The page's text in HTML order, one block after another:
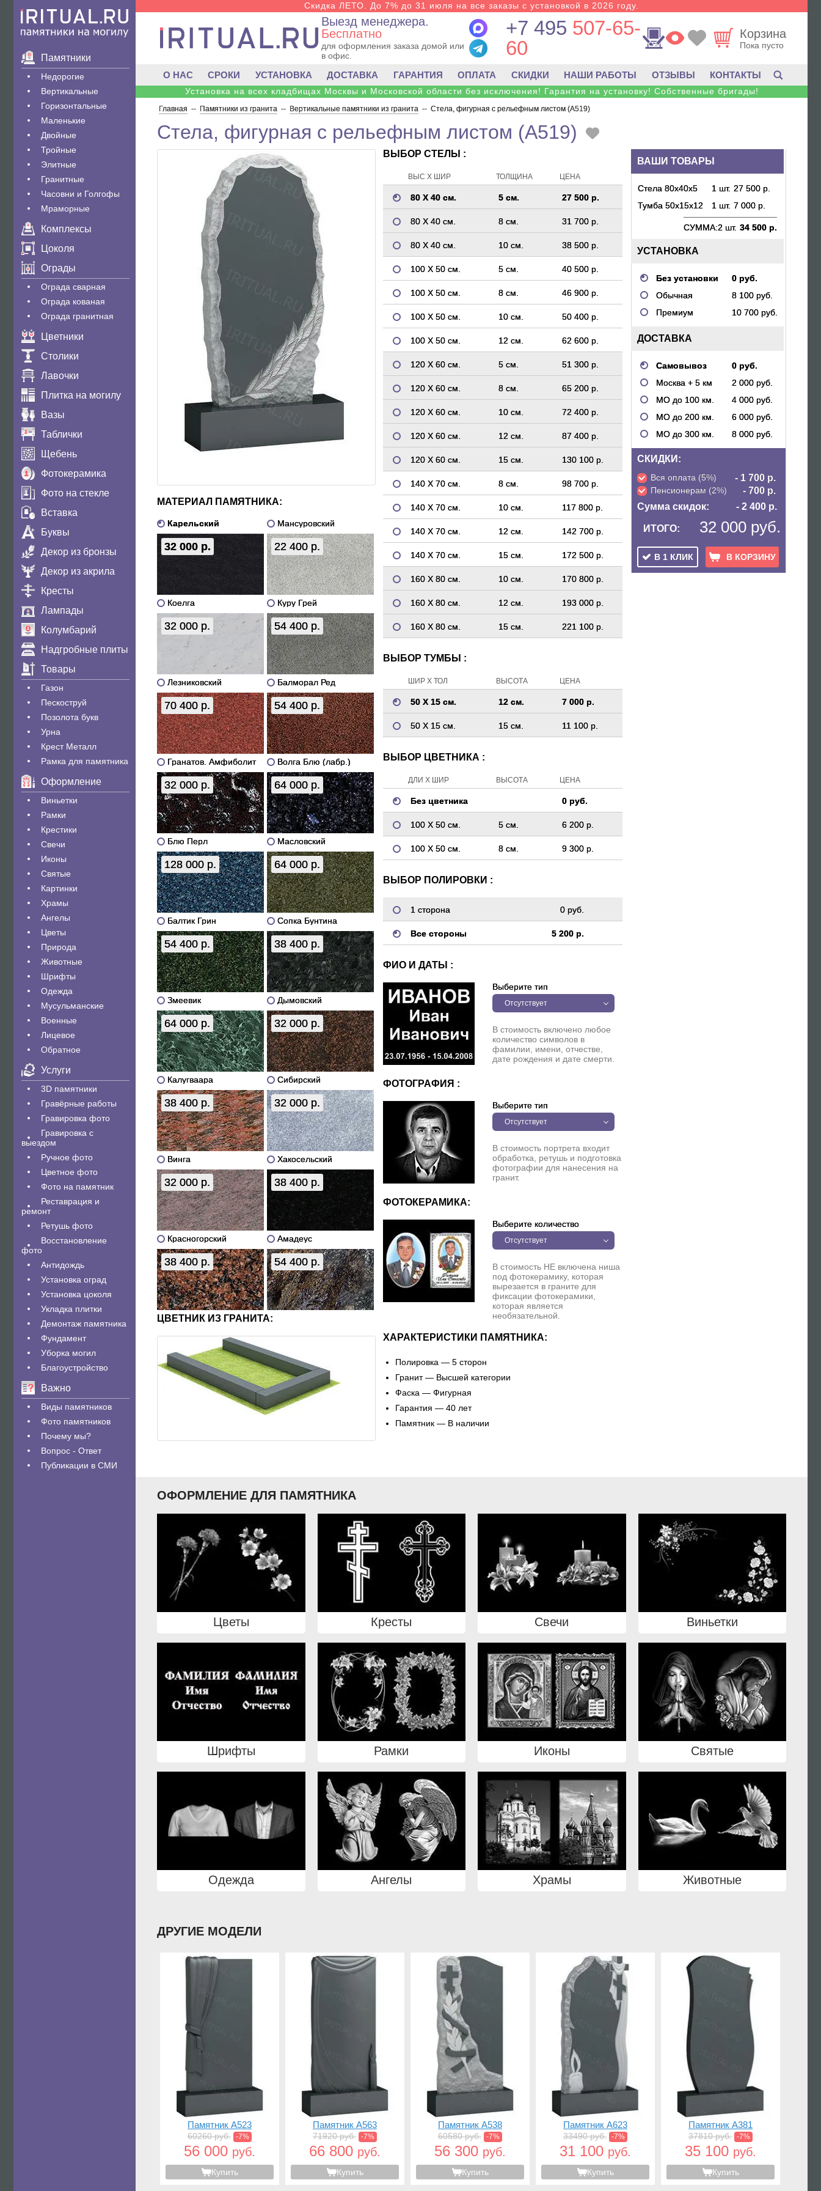
Памятники
Недорогие
Вертикальные
Горизонтальные
Маленькие
Двойные
Тройные
Элитные
Гранитные
Часовни и Голгофы
Мраморные
Комплексы
Цоколя
Ограды
Ограда сварная
Ограда кованая
Ограда гранитная
Цветники
Столики
Лавочки
Плитка на могилу
Вазы
Таблички
Щебень
Фотокерамика
Фото на стекле
Вставка
Буквы
Декор из бронзы
Декор из акрила
Кресты
Лампады
Колумбарий
Надгробные плиты
Товары
Газон
Пескоструй
Позолота букв
Урна
Крест Металл
Рамка для памятника
Оформление
Виньетки
Рамки
Крестики
Свечи
Иконы
Святые
Картинки
Храмы
Ангелы
Цветы
Природа
Животные
Шрифты
Одежда
Мусульманские
Военные
Лицевое
Обратное
Услуги
3D памятники
Гравëрные работы
Гравировка фото
Гравировка с
выездом
Ручное фото
Цветное фото
Фото на памятник
Реставрация и
ремонт
Ретушь фото
Восстановление
фото
Антидождь
Установка оград
Установка цоколя
Укладка плитки
Демонтаж памятника
Фундамент
Уборка могил
Благоустройство
Важно
Виды памятников
Фото памятников
Почему мы?
Вопрос - Ответ
Публикации в СМИ
Скидка ЛЕТО. До 7% до 31 июля на все заказы с установкой в 2026 году.
Выезд менеджера.
Бесплатно
для оформления заказа домой или
в офис.
+7 495 507-65-
60
Корзина
Пока пусто
О НАС СРОКИ УСТАНОВКА ДОСТАВКА ГАРАНТИЯ ОПЛАТА СКИДКИ НАШИ РАБОТЫ ОТЗЫВЫ КОНТАКТЫ
Установка на всех кладбищах Москвы и Московской области без исключения! Гарантия на установку! Собственные бригады!
Главная -- Памятники из гранита -- Вертикальные памятники из гранита -- Стела, фигурная с рельефным листом (A519)
Стела, фигурная с рельефным листом (A519)
ВАШИ ТОВАРЫ
Стела 80х40х5 1 шт. 27 500 р.
Тумба 50х15х12
1 шт. 7 000 р.
СУММА:2 шт. 34 500 р.
УСТАНОВКА
Без установки
0 руб.
Обычная
8 100 руб.
Премиум
10 700 руб.
ДОСТАВКА
Самовывоз
0 руб.
Москва + 5 км
2 000 руб.
МО до 100 км.
4 000 руб.
МО до 200 км.
6 000 руб.
МО до 300 км.
8 000 руб.
СКИДКИ:
Вся оплата (5%) - 1 700 р.
Пенсионерам (2%)
- 700 р.
Сумма скидок:
- 2 400 р.
ИТОГО: 32 000 руб.
В 1 КЛИК В КОРЗИНУ
МАТЕРИАЛ ПАМЯТНИКА:
Карельский
32 000 р.
Мансуровский
22 400 р.
Коелга
32 000 р.
Куру Грей
54 400 р.
Лезниковский
70 400 р.
Балморал Ред
54 400 р.
Гранатов. Амфиболит
32 000 р.
Волга Блю (лабр.)
64 000 р.
Блю Перл
128 000 р.
Масловский
64 000 р.
Балтик Грин
54 400 р.
Сопка Бунтина
38 400 р.
Змеевик
64 000 р.
Дымовский
32 000 р.
Калугваара
38 400 р.
Сибирский
32 000 р.
Винга
32 000 р.
Хакосельский
38 400 р.
Красногорский
38 400 р.
Амадеус
54 400 р.
ЦВЕТНИК ИЗ ГРАНИТА:
ВЫБОР СТЕЛЫ :
ВЫС Х ШИР ТОЛЩИНА ЦЕНА
80 Х 40 см. 5 см. 27 500 р.
80 Х 40 см. 8 см. 31 700 р.
80 Х 40 см. 10 см. 38 500 р.
100 Х 50 см. 5 см. 40 500 р.
100 Х 50 см. 8 см. 46 900 р.
100 Х 50 см. 10 см. 50 400 р.
100 Х 50 см. 12 см. 62 600 р.
120 Х 60 см. 5 см. 51 300 р.
120 Х 60 см. 8 см. 65 200 р.
120 Х 60 см. 10 см. 72 400 р.
120 Х 60 см. 12 см. 87 400 р.
120 Х 60 см. 15 см. 130 100 р.
140 Х 70 см. 8 см. 98 700 р.
140 Х 70 см. 10 см. 117 800 р.
140 Х 70 см. 12 см. 142 700 р.
140 Х 70 см. 15 см. 172 500 р.
160 Х 80 см. 10 см. 170 800 р.
160 Х 80 см. 12 см. 193 000 р.
160 Х 80 см. 15 см. 221 100 р.
ВЫБОР ТУМБЫ :
ШИР Х ТОЛ ВЫСОТА ЦЕНА
50 Х 15 см. 12 см. 7 000 р.
50 Х 15 см. 15 см. 11 100 р.
ВЫБОР ЦВЕТНИКА :
ДЛИ Х ШИР ВЫСОТА ЦЕНА
Без цветника 0 руб.
100 Х 50 см. 5 см. 6 200 р.
100 Х 50 см. 8 см. 9 300 р.
ВЫБОР ПОЛИРОВКИ :
1 сторона 0 руб.
Все стороны 5 200 р.
ФИО И ДАТЫ :
Выберите тип
Отсутствует
В стоимость включено любое
количество символов в
фамилии, имени, отчестве,
дате рождения и дате смерти.
ФОТОГРАФИЯ :
Выберите тип
Отсутствует
В стоимость портрета входит
обработка, ретушь и подготовка
фотографии для нанесения на
гранит.
ФОТОКЕРАМИКА:
Выберите количество
Отсутствует
В стоимость НЕ включена ниша
под фотокерамику, которая
вырезается в граните для
фиксации фотокерамики,
которая является
необязательной.
ХАРАКТЕРИСТИКИ ПАМЯТНИКА:
Полировка — 5 сторон
Гранит — Высшей категории
Фаска — Фигурная
Гарантия — 40 лет
Памятник — В наличии
ОФОРМЛЕНИЕ ДЛЯ ПАМЯТНИКА
Цветы Кресты Свечи Виньетки
Шрифты Рамки Иконы Святые
Одежда Ангелы Храмы Животные
ДРУГИЕ МОДЕЛИ
Памятник A523
60260 руб. -7%
56 000 руб.
Купить
Памятник A563
71920 руб. -7%
66 800 руб.
Купить
Памятник A538
60580 руб. -7%
56 300 руб.
Купить
Памятник A623
33490 руб. -7%
31 100 руб.
Купить
Памятник A381
37810 руб. -7%
35 100 руб.
Купить